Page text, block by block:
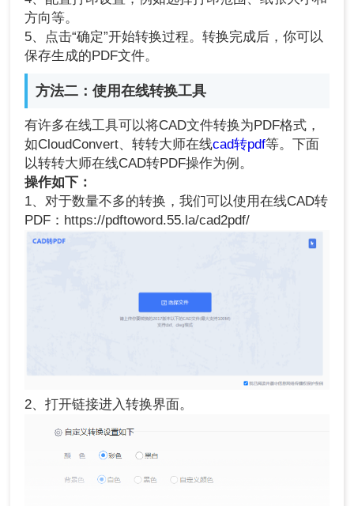
方向等。
5、点击“确定”开始转换过程。转换完成后，你可以
保存生成的PDF文件。
方法二：使用在线转换工具
有许多在线工具可以将CAD文件转换为PDF格式，
如CloudConvert、转转大师在线cad转pdf等。下面
以转转大师在线CAD转PDF操作为例。
操作如下：
1、对于数量不多的转换，我们可以使用在线CAD转
PDF：https://pdftoword.55.la/cad2pdf/
2、打开链接进入转换界面。